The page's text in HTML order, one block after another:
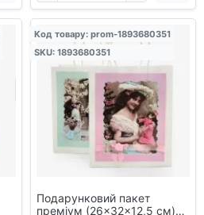
Подарунковий пакет
преміум (26×32×12,5 см)
Код товару: prom-1893680351
SKU: 1893680351